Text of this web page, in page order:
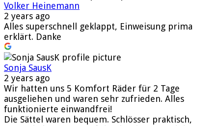
Volker Heinemann
2 years ago
Alles superschnell geklappt, Einweisung prima
erklärt. Danke
Sonja SausK
2 years ago
Wir hatten uns 5 Komfort Räder für 2 Tage
ausgeliehen und waren sehr zufrieden. Alles
funktionierte einwandfrei!
Die Sättel waren bequem. Schlösser praktisch,